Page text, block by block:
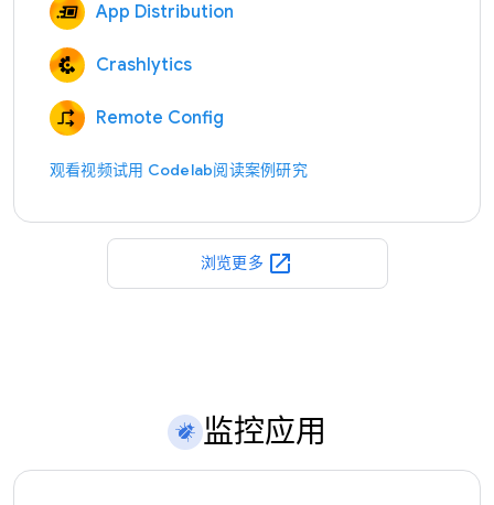
App Distribution
Crashlytics
Remote Config
观看视频试用 Codelab阅读案例研究
浏览更多 open_in_new
监控应用